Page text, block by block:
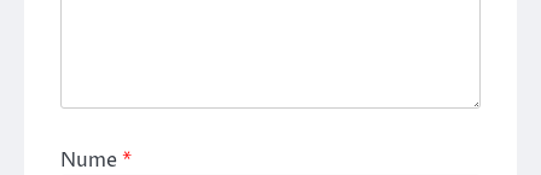
Nume*